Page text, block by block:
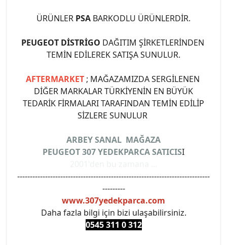
ÜRÜNLER PSA BARKODLU ÜRÜNLERDİR.
PEUGEOT DİSTRİGO DAĞITIM ŞİRKETLERİNDEN
TEMİN EDİLEREK SATIŞA SUNULUR.
AFTERMARKET ; MAĞAZAMIZDA SERGİLENEN
DİĞER MARKALAR TÜRKİYENİN EN BÜYÜK
TEDARİK FİRMALARI TARAFINDAN TEMİN EDİLİP
SİZLERE SUNULUR
ARBEY SANAL MAĞAZA
PEUGEOT 307 YEDEKPARCA SATICISI
----------------------------------------------------------------------------
---------
www.307yedekparca.com
Daha fazla bilgi için bizi ulaşabilirsiniz.
0545 311 0 312